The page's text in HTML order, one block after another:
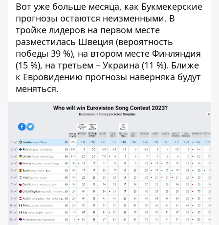
Вот уже больше месяца, как Букмекерские
прогнозы остаются неизменными. В
тройке лидеров на первом месте
разместилась Швеция (вероятность
победы 39 %), на втором месте Финляндия
(15 %), на третьем – Украина (11 %). Ближе
к Евровидению прогнозы наверняка будут
меняться.